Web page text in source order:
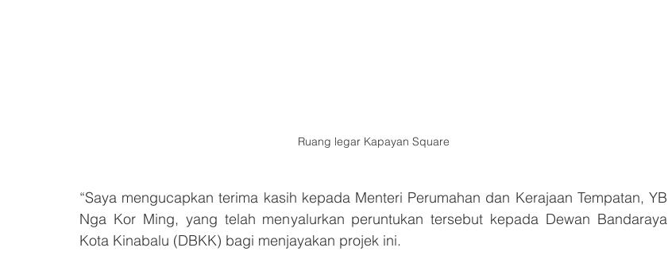
Ruang legar Kapayan Square
“Saya mengucapkan terima kasih kepada Menteri Perumahan dan Kerajaan Tempatan, YB
Nga Kor Ming, yang telah menyalurkan peruntukan tersebut kepada Dewan Bandaraya
Kota Kinabalu (DBKK) bagi menjayakan projek ini.